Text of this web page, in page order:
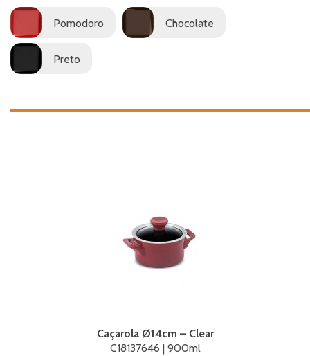
Pomodoro Chocolate
Preto
Caçarola Ø14cm – Clear
C18137646 | 900ml